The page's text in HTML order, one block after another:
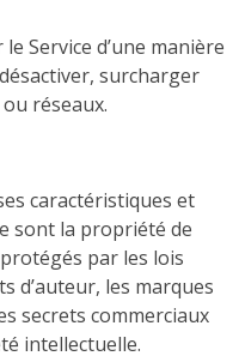
Service d’une manière
surcharger
réseaux.
caractéristiques et
sont la propriété de
par les lois
d’auteur, les marques
secrets commerciaux
intellectuelle.